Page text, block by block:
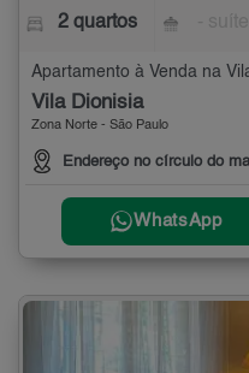
2 quartos
Apartamento à Venda na
Vila Dionisia
Zona Norte - São Paulo
Endereço no círculo do
WhatsApp